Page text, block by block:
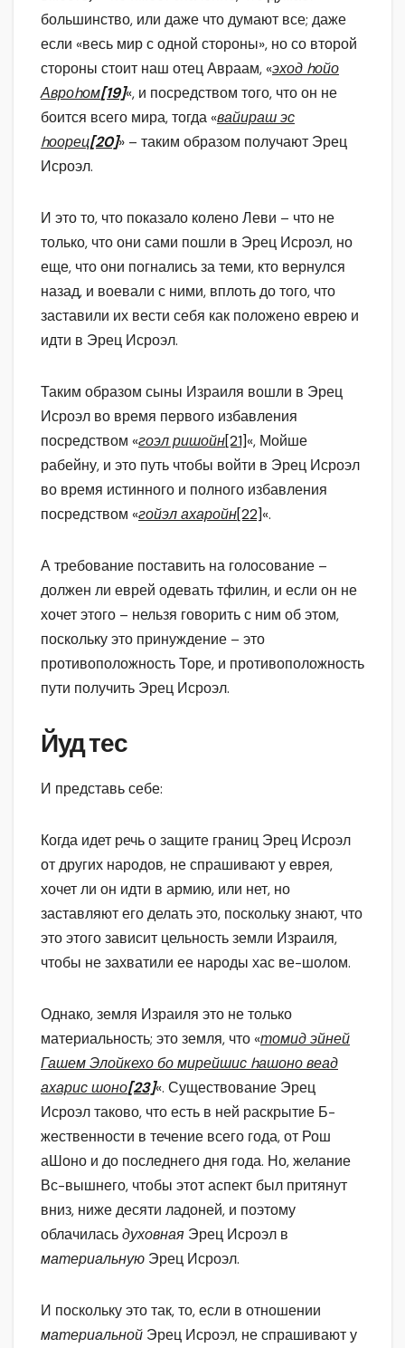
большинство, или даже что думают все; даже
если «весь мир с одной стороны», но со второй
стороны стоит наш отец Авраам, «эход hойо
Авроhом[19]«, и посредством того, что он не
боится всего мира, тогда «вайираш эс
hоорец[20]» – таким образом получают Эрец
Исроэл.
И это то, что показало колено Леви – что не
только, что они сами пошли в Эрец Исроэл, но
еще, что они погнались за теми, кто вернулся
назад, и воевали с ними, вплоть до того, что
заставили их вести себя как положено еврею и
идти в Эрец Исроэл.
Таким образом сыны Израиля вошли в Эрец
Исроэл во время первого избавления
посредством «гоэл ришойн[21]«, Мойше
рабейну, и это путь чтобы войти в Эрец Исроэл
во время истинного и полного избавления
посредством «гойэл ахаройн[22]«.
А требование поставить на голосование –
должен ли еврей одевать тфилин, и если он не
хочет этого – нельзя говорить с ним об этом,
поскольку это принуждение – это
противоположность Торе, и противоположность
пути получить Эрец Исроэл.
Йуд тес
И представь себе:
Когда идет речь о защите границ Эрец Исроэл
от других народов, не спрашивают у еврея,
хочет ли он идти в армию, или нет, но
заставляют его делать это, поскольку знают, что
это этого зависит цельность земли Израиля,
чтобы не захватили ее народы хас ве-шолом.
Однако, земля Израиля это не только
материальность; это земля, что «томид эйней
Гашем Элойкехо бо мирейшис hашоно веад
ахарис шоно[23]«. Существование Эрец
Исроэл таково, что есть в ней раскрытие Б-
жественности в течение всего года, от Рош
аШоно и до последнего дня года. Но, желание
Вс-вышнего, чтобы этот аспект был притянут
вниз, ниже десяти ладоней, и поэтому
облачиласьдуховная Эрец Исроэл в
материальную Эрец Исроэл.
И поскольку это так, то, если в отношении
материальной Эрец Исроэл, не спрашивают у